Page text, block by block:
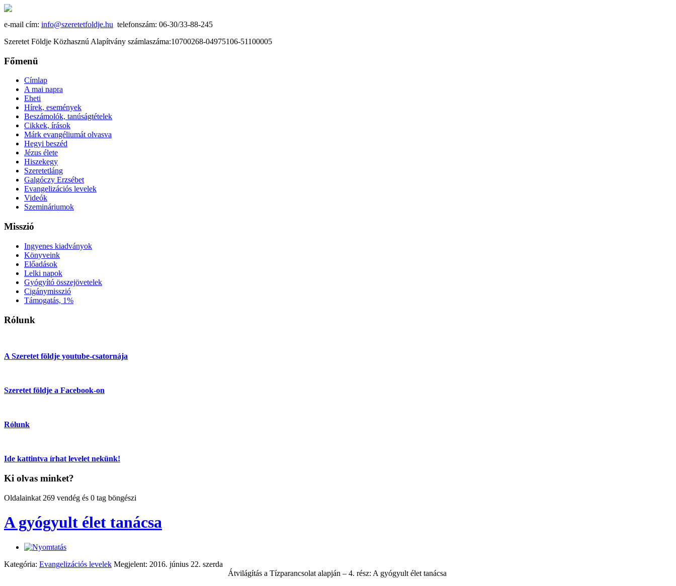
e-mail cím: info@szeretetfoldje.hu telefonszám: 06-30/33-88-245
Szeretet Földje Közhasznú Alapítvány számlaszáma:10700268-04975106-51100005
Főmenü
Címlap
A mai napra
Eheti
Hírek, események
Beszámolók, tanúságtételek
Cikkek, írások
Márk evangéliumát olvasva
Hegyi beszéd
Jézus élete
Hiszekegy
Szeretetláng
Galgóczy Erzsébet
Evangelizációs levelek
Videók
Szemináriumok
Misszió
Ingyenes kiadványok
Könyveink
Előadások
Lelki napok
Gyógyító összejövetelek
Cigánymisszió
Támogatás, 1%
Rólunk
A Szeretet földje youtube-csatornája
Szeretet földje a Facebook-on
Rólunk
Ide kattintva írhat levelet nekünk!
Ki olvas minket?
Oldalainkat 269 vendég és 0 tag böngészi
A gyógyult élet tanácsa
Kategória: Evangelizációs levelek Megjelent: 2016. június 22. szerda
Átvilágítás a Tízparancsolat alapján – 4. rész: A gyógyult élet tanácsa